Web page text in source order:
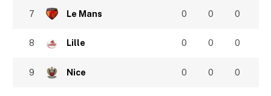
7 Le Mans 0 0 0
8 Lille 0 0 0
9 Nice 0 0 0